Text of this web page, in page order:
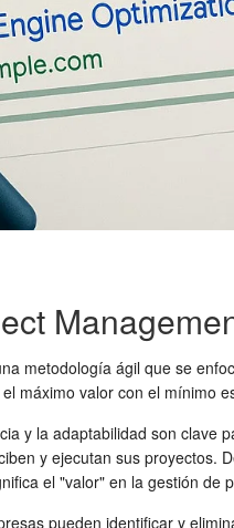
metodología ágil que se
máximo valor con el mínimo
y la adaptabilidad son clave
y ejecutan sus proyectos.
el "valor" en la gestión de
pueden identificar y